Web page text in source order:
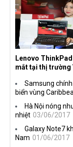
Lenovo
mắt tại thị trường
Samsung
biển vùng
Hà Nội nóng
nhiệt 03/06/2017
Galaxy Note7
Nam 01/06/2017